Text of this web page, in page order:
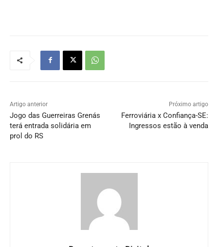
Artigo anterior
Jogo das Guerreiras Grenás
terá entrada solidária em
prol do RS
Próximo artigo
Ferroviária x Confiança-SE:
Ingressos estão à venda